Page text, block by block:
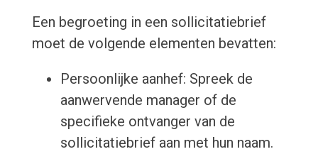
Een begroeting in een sollicitatiebrief
moet de volgende elementen bevatten:
Persoonlijke aanhef: Spreek de
aanwervende manager of de
specifieke ontvanger van de
sollicitatiebrief aan met hun naam.